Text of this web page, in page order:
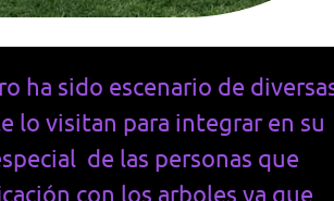
ha sido escenario de
lo visitan para integrar en su
de las personas que
con los arboles ya que